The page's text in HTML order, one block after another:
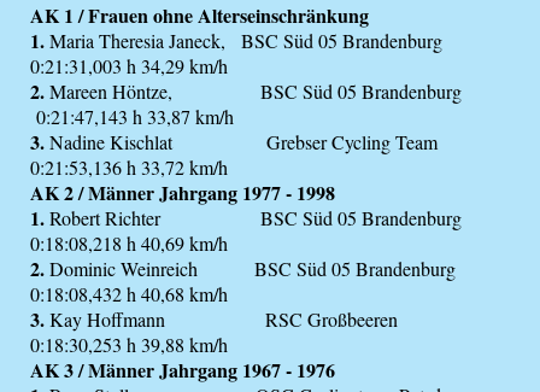
AK 1 / Frauen ohne Alterseinschränkung
1.Maria Theresia Janeck, BSC Süd 05 Brandenburg
0:21:31,003 h 34,29 km/h
2.Mareen Höntze, BSC Süd 05 Brandenburg
0:21:47,143 h 33,87 km/h
3.Nadine Kischlat Grebser Cycling Team
0:21:53,136 h 33,72 km/h
AK 2 / Männer Jahrgang 1977 - 1998
1.Robert Richter BSC Süd 05 Brandenburg
0:18:08,218 h 40,69 km/h
2.Dominic Weinreich BSC Süd 05 Brandenburg
0:18:08,432 h 40,68 km/h
3.Kay Hoffmann RSC Großbeeren
0:18:30,253 h 39,88 km/h
AK 3 / Männer Jahrgang 1967 - 1976